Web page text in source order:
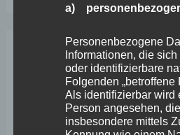
April 2026
März 2026
a)
Personenbezogene
Informationen, die
oder identifizierbare
Folgenden
Als identifizierbar wird
Person angesehen,
insbesondere mittels